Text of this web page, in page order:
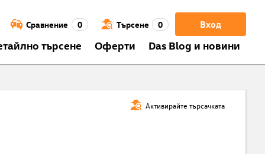
Вход
Сравнение 0 Търсене 0
търсене Оферти Das Blog и новини
Активирайте търсачката